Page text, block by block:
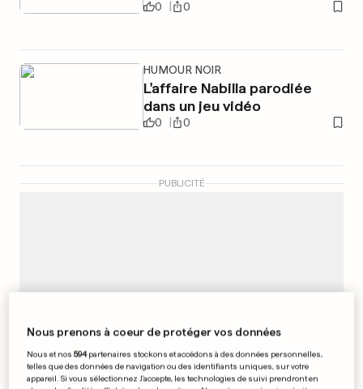
0 0
HUMOUR NOIR
L'affaire Nabilla parodiée
dans un jeu vidéo
0 0
PUBLICITÉ
Nous prenons à coeur de protéger vos données
Nous et nos594partenaires stockons et accédons à des données personnelles,
telles que des données de navigation ou des identifiants uniques, sur votre
appareil. Si vous sélectionnez J'accepte, les technologies de suivi prendront en